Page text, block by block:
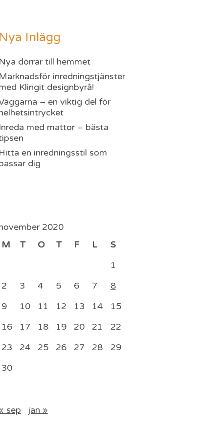
Inlägg
dörrar till hemmet
inredningstjänster
Klingit designbyrå!
– en viktig del för
med mattor – bästa
en inredningsstil som
dig
2020
M
T O T F L
S
1
2
3 4 5 6 7
8
9
10 11 12 13 14
15
16
17 18 19 20 21
22
23
24 25 26 27 28
29
30
sep jan »